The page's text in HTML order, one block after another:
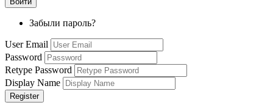
Забыли пароль?
User Email
Password
Retype Password
Display Name